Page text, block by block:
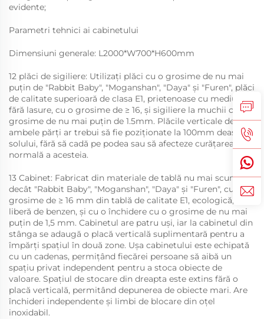
evidente;
Parametri tehnici ai cabinetului
Dimensiuni generale: L2000*W700*H600mm
12 plăci de sigiliere: Utilizați plăci cu o grosime de nu mai
puțin de "Rabbit Baby", "Moganshan", "Daya" și "Furen", plăci
de calitate superioară de clasa E1, prietenoase cu mediul,
fără lasure, cu o grosime de ≥ 16, și sigiliere la muchii cu o
grosime de nu mai puțin de 1.5mm. Plăcile verticale de pe
ambele părți ar trebui să fie poziționate la 100mm deasupra
solului, fără să cadă pe podea sau să afecteze curățarea
normală a acesteia.
13 Cabinet: Fabricat din materiale de tablă nu mai scumpe
decât "Rabbit Baby", "Moganshan", "Daya" și "Furen", cu o
grosime de ≥ 16 mm din tablă de calitate E1, ecologică,
liberă de benzen, și cu o închidere cu o grosime de nu mai
puțin de 1,5 mm. Cabinetul are patru uși, iar la cabinetul din
stânga se adaugă o placă verticală suplimentară pentru a
împărți spațiul în două zone. Ușa cabinetului este echipată
cu un cadenas, permițând fiecărei persoane să aibă un
spațiu privat independent pentru a stoca obiecte de
valoare. Spațiul de stocare din dreapta este extins fără o
placă verticală, permitând depunerea de obiecte mari. Are
închideri independente și limbi de blocare din oțel
inoxidabil.